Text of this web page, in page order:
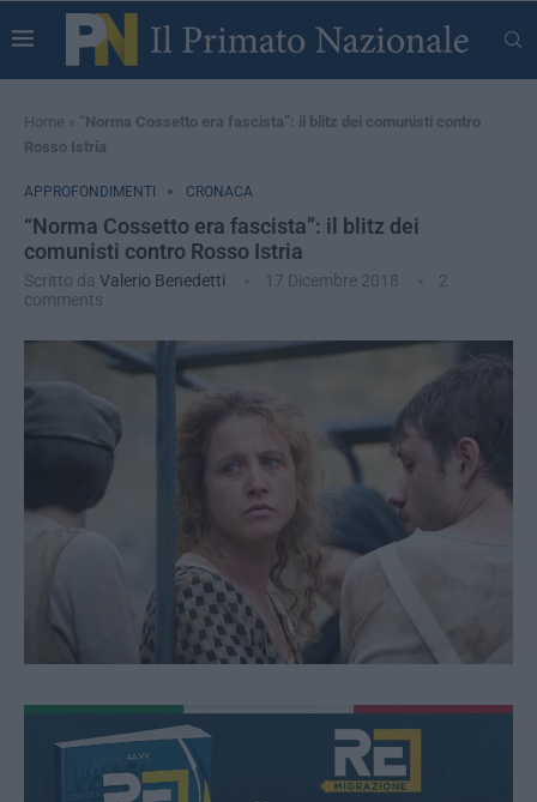
Home » “Norma Cossetto era fascista”: il blitz dei comunisti contro
Rosso Istria
APPROFONDIMENTI CRONACA
“Norma Cossetto era fascista”: il blitz dei
comunisti contro Rosso Istria
Scritto da Valerio Benedetti 17 Dicembre 2018
2
comments